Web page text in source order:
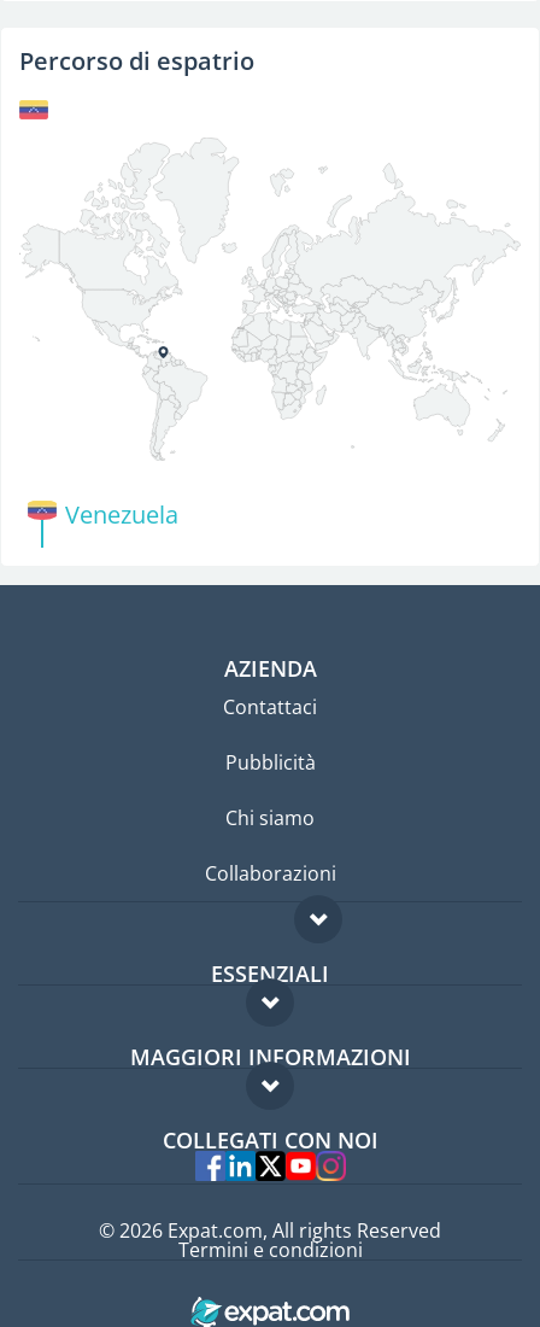
Percorso di espatrio
Venezuela
AZIENDA
Contattaci
Pubblicità
Chi siamo
Collaborazioni
ESSENZIALI
Forum per expat
Guida per expat
MAGGIORI INFORMAZIONI
Domande frequenti
Esperti
COLLEGATI CON NOI
© 2026 Expat.com, All rights Reserved
Termini e condizioni